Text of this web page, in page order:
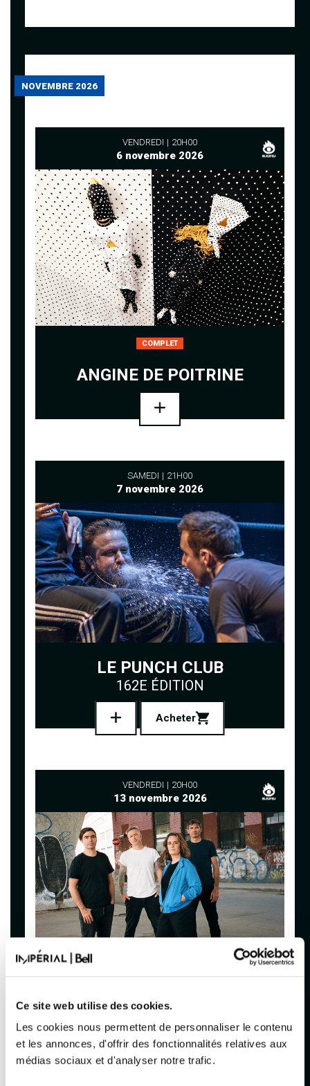
Ce site web utilise des cookies.
Les cookies nous permettent de personnaliser le contenu
et les annonces, d'offrir des fonctionnalités relatives aux
médias sociaux et d'analyser notre trafic.
NOVEMBRE 2026
VENDREDI 20H00
6 novembre 2026
COMPLET
ANGINE DE POITRINE
SAMEDI 21H00
7 novembre 2026
LE PUNCH CLUB
162E ÉDITION
Acheter
VENDREDI 20H00
13 novembre 2026
Acheter